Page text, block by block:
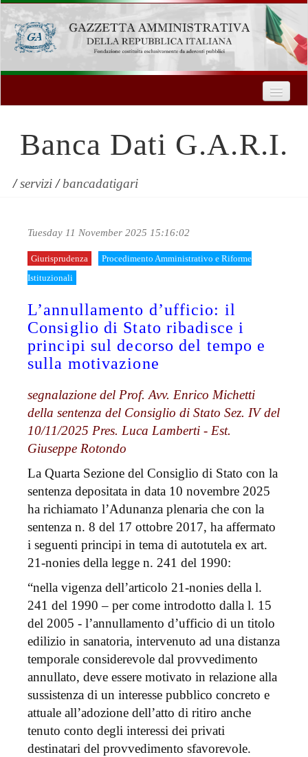
Formazione
Innovazione Tecnologica
Registrati
Banca Dati G.A.R.I.
/servizi/bancadatigari
Tuesday 11 November 2025 15:16:02
Giurisprudenza
Procedimento Amministrativo e Riforme
Istituzionali
L’annullamento d’ufficio: il
Consiglio di Stato ribadisce i
principi sul decorso del tempo e
sulla motivazione
segnalazione del Prof. Avv. Enrico Michetti
della sentenza del Consiglio di Stato Sez. IV del
10/11/2025 Pres. Luca Lamberti - Est.
Giuseppe Rotondo
La Quarta Sezione del Consiglio di Stato con la
sentenza depositata in data 10 novembre 2025
ha richiamato l’Adunanza plenaria che con la
sentenza n. 8 del 17 ottobre 2017, ha affermato
i seguenti principi in tema di autotutela ex art.
21-nonies della legge n. 241 del 1990:
“nella vigenza dell’articolo 21-nonies della l.
241 del 1990 – per come introdotto dalla l. 15
del 2005 - l’annullamento d’ufficio di un titolo
edilizio in sanatoria, intervenuto ad una distanza
temporale considerevole dal provvedimento
annullato, deve essere motivato in relazione alla
sussistenza di un interesse pubblico concreto e
attuale all’adozione dell’atto di ritiro anche
tenuto conto degli interessi dei privati
destinatari del provvedimento sfavorevole.